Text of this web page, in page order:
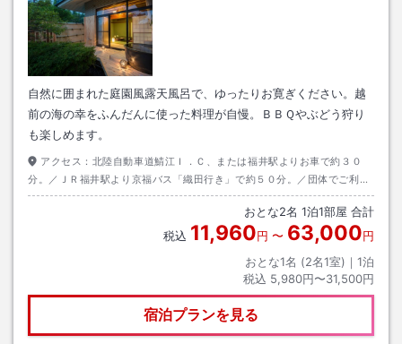
自然に囲まれた庭園風露天風呂で、ゆったりお寛ぎください。越
前の海の幸をふんだんに使った料理が自慢。ＢＢＱやぶどう狩り
も楽しめます。
アクセス： 北陸自動車道鯖江Ｉ．Ｃ、または福井駅よりお車で約３０
分。／ＪＲ福井駅より京福バス「織田行き」で約５０分。／団体でご利用
に場合、送迎させていただきます。詳しくはお電話にてお問い合わせくだ
おとな2名 1泊1部屋 合計
税込 11,960円 〜 63,000円
おとな1名 (2名1室)｜ 1泊
税込 5,980円〜31,500円
宿泊プランを見る